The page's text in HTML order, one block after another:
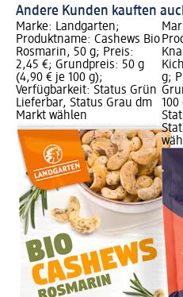
Andere Kunden kauften
Marke: Landgarten;
Produktname: Cashews Bio
Rosmarin, 50 g; Preis:
2,45 €; Grundpreis: 50 g
(4,90 € je 100 g);
Verfügbarkeit: Status Grün
Lieferbar, Status Grau dm
Markt wählen
g;